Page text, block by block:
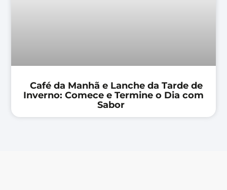
Café da Manhã e Lanche da Tarde de
Inverno: Comece e Termine o Dia com
Sabor